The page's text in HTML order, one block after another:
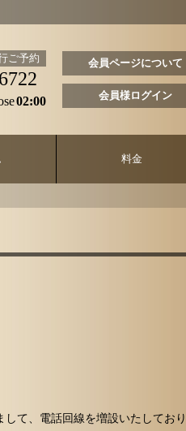
ご予約
02:00
会員ページについて
会員様ログイン
料金
て、電話回線を増設いたしており